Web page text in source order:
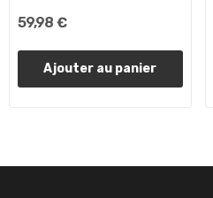
59,98 €
Ajouter au panier